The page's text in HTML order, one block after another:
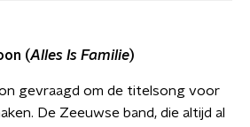
(Alles Is Familie)
gevraagd om de titelsong voor
De Zeeuwse band, die altijd al